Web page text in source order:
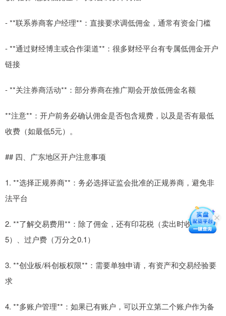
- **联系券商客户经理**：直接要求调低佣金，通常有资金门槛
- **通过财经博主或合作渠道**：很多财经平台有专属低佣金开户
链接
- **关注券商活动**：部分券商在推广期会开放低佣金名额
**注意**：开户前务必确认佣金是否包含规费，以及是否有最低
收费（如最低5元）。
## 四、广东地区开户注意事项
1. **选择正规券商**：务必选择证监会批准的正规券商，避免非
法平台
2. **了解交易费用**：除了佣金，还有印花税（卖出时收万分之
5）、过户费（万分之0.1）
3. **创业板/科创板权限**：需要单独申请，有资产和交易经验要
求
4. **多账户管理**：如果已有账户，可以开立第二个账户作为备